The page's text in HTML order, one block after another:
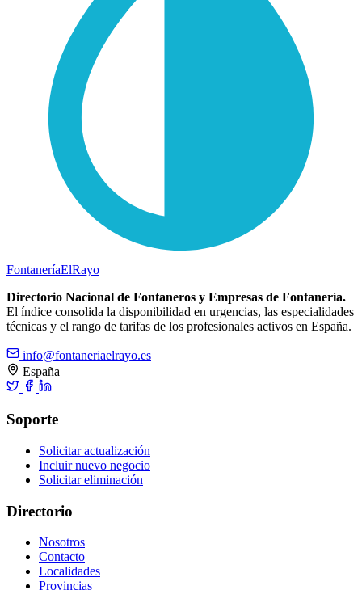
FontaneríaElRayo
Directorio Nacional de Fontaneros y Empresas de Fontanería.
El índice consolida la disponibilidad en urgencias, las especialidades
técnicas y el rango de tarifas de los profesionales activos en España.
info@fontaneriaelrayo.es
España
Soporte
Solicitar actualización
Incluir nuevo negocio
Solicitar eliminación
Directorio
Nosotros
Contacto
Localidades
Provincias